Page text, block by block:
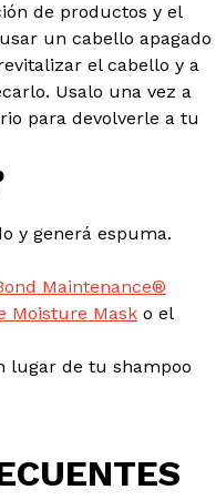
de productos y el
un cabello apagado
el cabello y a
Usalo una vez a
para devolverle a tu
y generá espuma.
Maintenance®
Moisture Mask o el
lugar de tu shampoo